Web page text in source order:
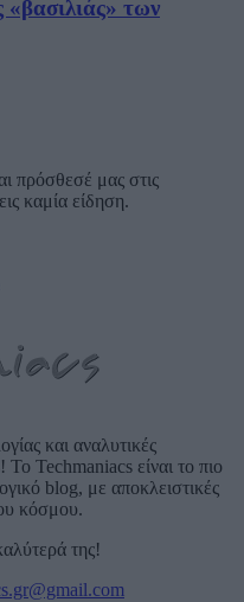
των
πρόσθεσέ μας στις
καμία είδηση.
και αναλυτικές
Techmaniacs είναι το πιο
blog, με αποκλειστικές
κόσμου.
της!